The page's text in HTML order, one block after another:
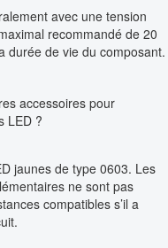
avec une tension
recommandé de 20
durée de vie du composant.
accessoires pour
LED ?
jaunes de type 0603. Les
ne sont pas
compatibles s’il a